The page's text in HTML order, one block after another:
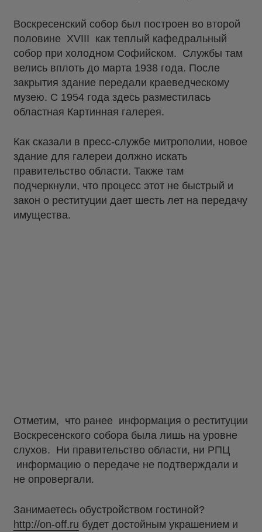
Воскресенский собор был построен во второй
половине XVIII как теплый кафедральный
собор при холодном Софийском. Службы там
велись вплоть до марта 1938 года. После
закрытия здание передали краеведческому
музею. С 1954 года здесь разместилась
областная Картинная галерея.
Как сказали в пресс-службе митрополии, новое
здание для галереи должно искать
правительство области. Также там
подчеркнули, что процесс этот не быстрый и
закон о реституции дает шесть лет на передачу
имущества.
Отметим, что ранее информация о реституции
Воскресенского собора была лишь на уровне
слухов. Ни правительство области, ни РПЦ
информацию о передаче не подтверждали и
не опровергали.
Занимаетесь обустройством гостиной?
http://on-off.ru будет достойным украшением и